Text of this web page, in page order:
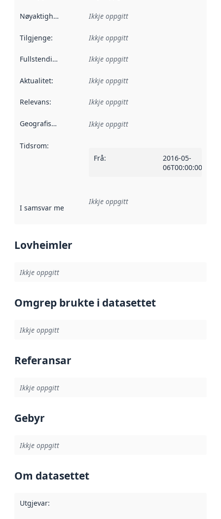
Nøyaktigheit Ikkje oppgitt
Tilgjenge: Ikkje oppgitt
Fullstendigheit Ikkje oppgitt
Aktualitet: Ikkje oppgitt
Relevans: Ikkje oppgitt
Geografisk område Ikkje oppgitt
Tidsrom:
Frå:
2016-05-
06T00:00:00Z
I samsvar med Referanse til ei implementeringsregel eller
Ikkje oppgitt
Lovheimler
Ikkje oppgitt
Omgrep brukte i datasettet
Ikkje oppgitt
Referansar
Ikkje oppgitt
Gebyr
Ikkje oppgitt
Om datasettet
Utgjevar: